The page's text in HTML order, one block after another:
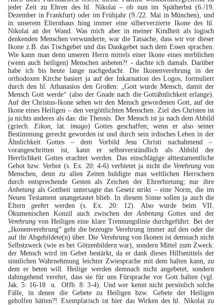
jeder Zeit zu Ehren des hl. Nikolai – ob nun im Spätherbst (6./19.
Dezember in Frankfurt) oder im Frühjahr (9./22. Mai in München), und
in unserem Elternhaus hing immer eine silberverzierte Ikone des hl.
Nikolai an der Wand. Was mich aber in meiner Kindheit als logisch
denkenden Menschen verwunderte, war die Tatsache, dass wir vor dieser
Ikone z.B. das Tischgebet und das Dankgebet nach dem Essen sprachen.
Wie kann man denn unseren Herrn mittels einer Ikone eines sterblichen
(wenn auch heiligen) Menschen anbeten?! - dachte ich damals. Darüber
habe ich bis heute lange nachgedacht. Die Ikonenverehrung in der
orthodoxen Kirche basiert ja auf der Inkarnation des Logos, formuliert
durch den hl. Athanasios den Großen: „Gott wurde Mensch, damit der
Mensch Gott werde“ (also der Gnade nach die Gottähnlichkeit erlange).
Auf der Christus-Ikone sehen wir den Mensch gewordenen Gott, auf der
Ikone eines Heiligen – den vergöttlichten Menschen. Ziel des Christen ist
ja nichts anderes als das: die Theosis. Der Mensch ist ja nach dem Abbild
(griech. Eikon, lat. imago) Gottes geschaffen; wenn er also seiner
Bestimmung gerecht geworden ist und durch sein irdisches Leben in der
Ähnlichkeit Gottes – dem Vorbild Jesu Christi nachahmend –
vorangeschritten ist, kann er selbstverständlich als Abbild der
Herrlichkeit Gottes erachtet werden. Das einschlägige alttestamentliche
Gebot bzw. Verbot (s. Ex. 20: 4-6) verbietet ja nicht die Verehrungvon
Menschen, denn zu allen Zeiten huldigte man weltlichen Herrschern
durch entsprechende Gesten als Zeichen der Ehrerbietung; nur ihre
Anbetung als Gottheit untersagte das Gesetz strikt – eine Norm, die im
Neuen Testament unangetastet blieb. In diesem Sinne sollen ja auch die
Eltern geehrtwerden (s. Ex. 20: 12). Also wurde beim VII.
Ökumenischen Konzil auch zwischen derAnbetungGottes und der
Verehrungvon Heiligen eine klare Trennungslinie durchgeführt. Bei der
„Ikonenverehrung“ geht die bezeugte Verehrung immer auf den oder die
auf ihr Abgebildete(n) über. Die Verehrung von Ikonen ist demnach nicht
Selbstzweck (wie es bei Götzenbildern war), sondern Mittel zum Zweck:
der Mensch wird im Gebet bestärkt, da er dank dieses Hilfsmittels der
sinnlichen Wahrnehmung leichter Zwiesprache mit dem halten kann, zu
dem er beten will. Heilige werden demnach nicht angebetet, sondern
dahingehend verehrt, dass sie für uns Fürsprache vor Gott halten (vgl.
Jak. 5: 16-18 u. Offb. 8: 3-4). Und wer kennt nicht persönlich solche
Fälle, in denen die Gebete zu Heiligen bzw. Gebete der Heiligen
geholfen hätten?! Exemplarisch ist hier das Wirken des hl. Nikolai zu